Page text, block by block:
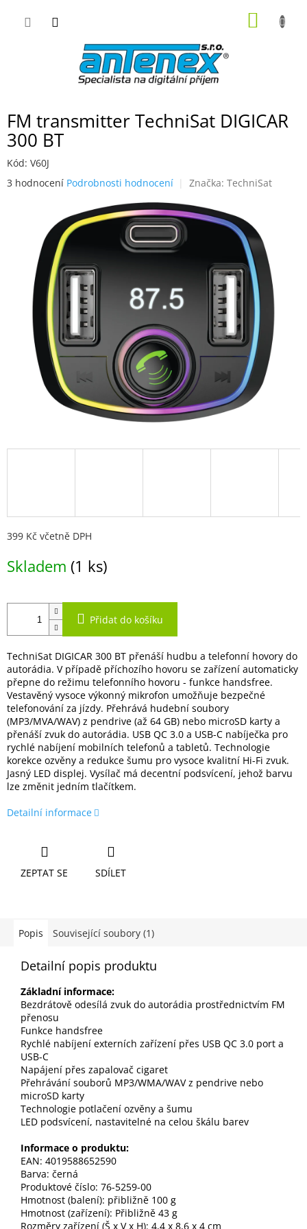
FM transmitter TechniSat DIGICAR
300 BT
Kód: V60J
Průměrné
hvězdiček.
3 hodnocení Podrobnosti hodnocení Značka: TechniSat
399 Kč včetně DPH
cena:
Skladem (1 ks)
Přidat do košíku
TechniSat DIGICAR 300 BT přenáší hudbu a telefonní hovory do
autorádia. V případě příchozího hovoru se zařízení automaticky
přepne do režimu telefonního hovoru - funkce handsfree.
Vestavěný vysoce výkonný mikrofon umožňuje bezpečné
telefonování za jízdy. Přehrává hudební soubory
(MP3/MVA/WAV) z pendrive (až 64 GB) nebo microSD karty a
přenáší zvuk do autorádia. USB QC 3.0 a USB-C nabíječka pro
rychlé nabíjení mobilních telefonů a tabletů. Technologie
korekce ozvěny a redukce šumu pro vysoce kvalitní Hi-Fi zvuk.
Jasný LED displej. Vysílač má decentní podsvícení, jehož barvu
lze změnit jedním tlačítkem.
Detailní informace
ZEPTAT SE SDÍLET
Popis Související soubory (1)
Detailní popis produktu
Základní informace:
Bezdrátově odesílá zvuk do autorádia prostřednictvím FM
přenosu
Funkce handsfree
Rychlé nabíjení externích zařízení přes USB QC 3.0 port a
USB-C
Napájení přes zapalovač cigaret
Přehrávání souborů MP3/WMA/WAV z pendrive nebo
microSD karty
Technologie potlačení ozvěny a šumu
LED podsvícení, nastavitelné na celou škálu barev
Informace o produktu:
EAN: 4019588652590
Barva: černá
Produktové číslo: 76-5259-00
Hmotnost (balení): přibližně 100 g
Hmotnost (zařízení): Přibližně 43 g
Rozměry zařízení (Š x V x H): 4,4 x 8,6 x 4 cm